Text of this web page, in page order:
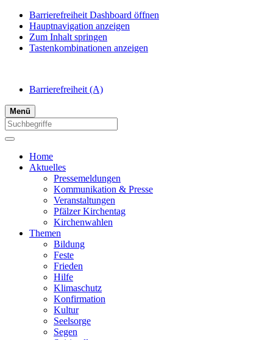
Barrierefreiheit Dashboard öffnen
Hauptnavigation anzeigen
Zum Inhalt springen
Tastenkombinationen anzeigen
Barrierefreiheit (A)
Menü
Home
Aktuelles
Pressemeldungen
Kommunikation & Presse
Veranstaltungen
Pfälzer Kirchentag
Kirchenwahlen
Themen
Bildung
Feste
Frieden
Hilfe
Klimaschutz
Konfirmation
Kultur
Seelsorge
Segen